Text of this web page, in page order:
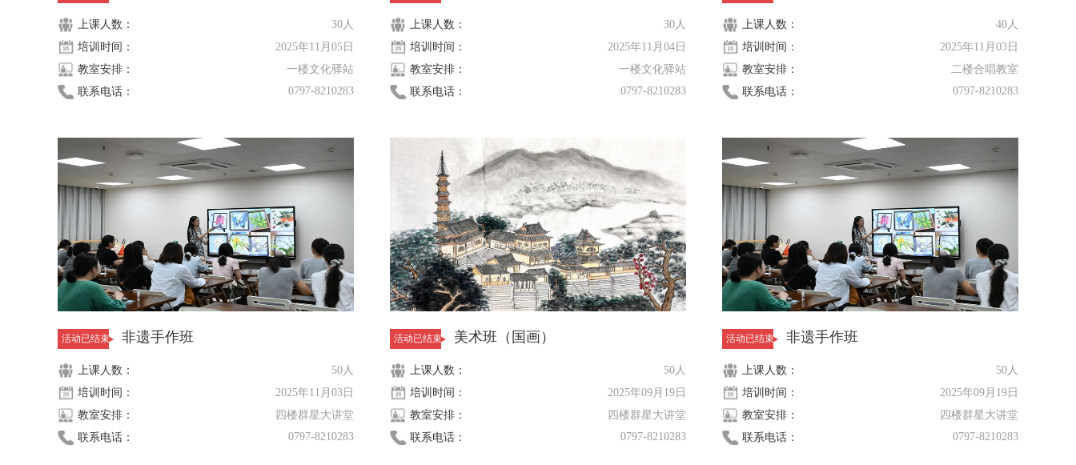
上课人数：
30人
培训时间：
2025年11月05日
教室安排：
一楼文化驿站
联系电话：
0797-8210283
上课人数：
30人
培训时间：
2025年11月04日
教室安排：
一楼文化驿站
联系电话：
0797-8210283
上课人数：
40人
培训时间：
2025年11月03日
教室安排：
二楼合唱教室
联系电话：
0797-8210283
活动已结束 非遗手作班
上课人数：
50人
培训时间：
2025年11月03日
教室安排：
四楼群星大讲堂
联系电话：
0797-8210283
活动已结束 美术班（国画）
上课人数：
50人
培训时间：
2025年09月19日
教室安排：
四楼群星大讲堂
联系电话：
0797-8210283
活动已结束 非遗手作班
上课人数：
50人
培训时间：
2025年09月19日
教室安排：
四楼群星大讲堂
联系电话：
0797-8210283